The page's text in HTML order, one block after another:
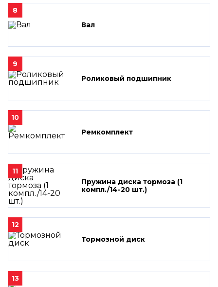
8
Вал
9
Роликовый подшипник
10
Ремкомплект
11
Пружина диска тормоза (1
компл./14-20 шт.)
12
Тормозной диск
13